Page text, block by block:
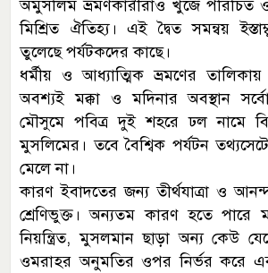
অমুসলিম ভ্রমণকারীরাও খুঁজে পরিচিত
মিশ্রিত ঐতিহ্য। এই দ্বৈত সমন্বয়
তুলেছে পর্যটকদের কাছে।
ধর্মীয় ও আধ্যাত্মিক ভ্রমণের
অবশ্যই মক্কা ও মদিনার অবস্থান
মৌসুমে পবিত্র দুই শহরে ঢল নামে
মুসলিমের। তবে বৈশ্বিক পর্যটন
মেলে না।
কারণ ইবাদতের জন্য তীর্থযাত্রা ও
শ্রেণিভুক্ত। অন্যতম কারণ হতে পারে
নিয়ন্ত্রিত, মুসলমান ছাড়া অন্য কেউ
ওমরাহর অনুমতির ওপর নির্ভর করে